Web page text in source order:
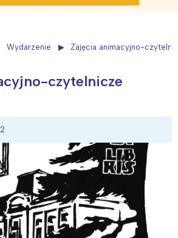
Wydarzenie Zajęcia animacyjno-
czytelnicze